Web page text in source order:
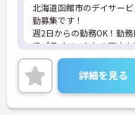
北海道函館市のデイサー
勤募集です！
週2日からの勤務OK！勤
でプライベートとの両立
生活相談員にチャレンジ
歓迎です！
ご興味のある方には、面
詳細をお話いたしますの
い。
詳細を見る